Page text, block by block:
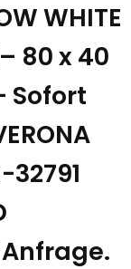
WHITE
80 x 40
Sofort
32791
Anfrage.